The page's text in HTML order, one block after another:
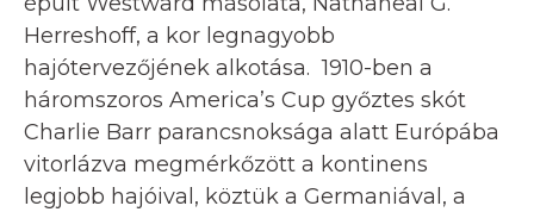
Herreshoff, a kor legnagyobb
hajótervezőjének alkotása. 1910-ben a
háromszoros America’s Cup győztes skót
Charlie Barr parancsnoksága alatt Európába
vitorlázva megmérkőzött a kontinens
legjobb hajóival, köztük a Germaniával, a